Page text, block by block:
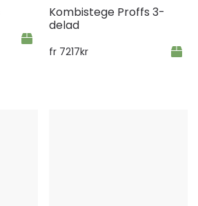
Kombistege Proffs 3-
delad
fr 7217kr